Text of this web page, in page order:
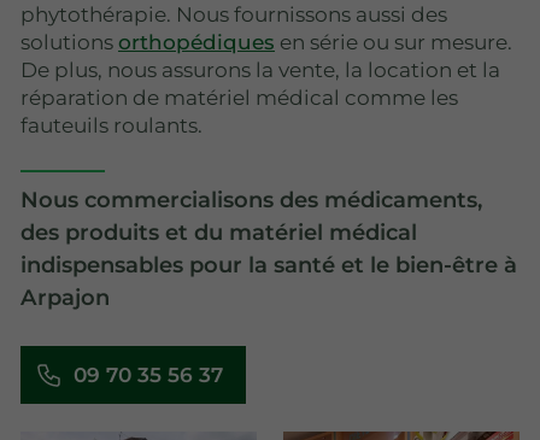
phytothérapie. Nous fournissons aussi des
solutions orthopédiques en série ou sur mesure.
De plus, nous assurons la vente, la location et la
réparation de matériel médical comme les
fauteuils roulants.
Nous commercialisons des médicaments,
des produits et du matériel médical
indispensables pour la santé et le bien-être à
Arpajon
09 70 35 56 37